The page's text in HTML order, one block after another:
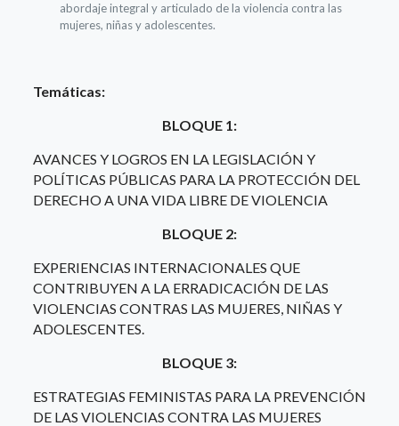
abordaje integral y articulado de la violencia contra las
mujeres, niñas y adolescentes.
Temáticas:
BLOQUE 1:
AVANCES Y LOGROS EN LA LEGISLACIÓN Y
POLÍTICAS PÚBLICAS PARA LA PROTECCIÓN DEL
DERECHO A UNA VIDA LIBRE DE VIOLENCIA
BLOQUE 2:
EXPERIENCIAS INTERNACIONALES QUE
CONTRIBUYEN A LA ERRADICACIÓN DE LAS
VIOLENCIAS CONTRAS LAS MUJERES, NIÑAS Y
ADOLESCENTES.
BLOQUE 3:
ESTRATEGIAS FEMINISTAS PARA LA PREVENCIÓN
DE LAS VIOLENCIAS CONTRA LAS MUJERES